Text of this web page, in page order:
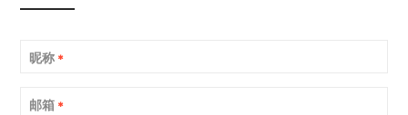
昵称 *
邮箱 *